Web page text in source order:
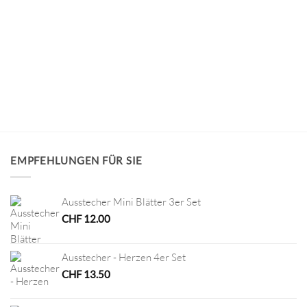
EMPFEHLUNGEN FÜR SIE
Ausstecher Mini Blätter 3er Set
CHF12.00
Ausstecher - Herzen 4er Set
CHF13.50